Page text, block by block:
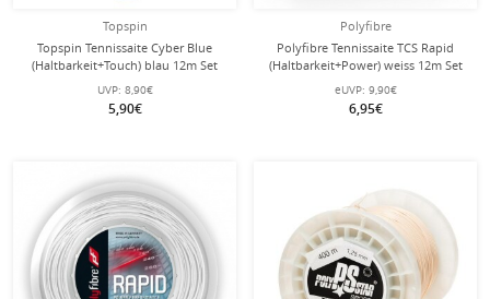
Topspin
Topspin Tennissaite Cyber Blue
(Haltbarkeit+Touch) blau 12m Set
UVP: 8,90€
5,90€
Polyfibre
Polyfibre Tennissaite TCS Rapid
(Haltbarkeit+Power) weiss 12m Set
eUVP: 9,90€
6,95€